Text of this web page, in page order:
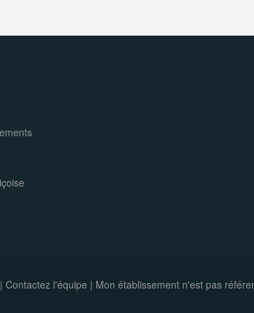
Contactez l'équipe | Mon établissement n'est pas